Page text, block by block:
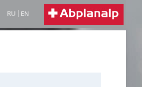
RU EN